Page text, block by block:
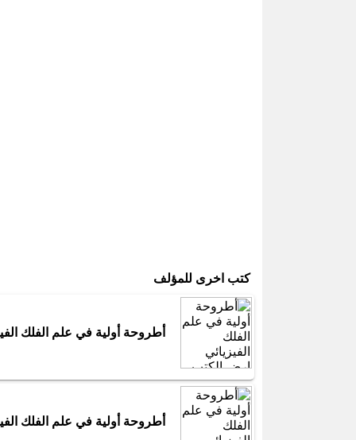
كتب اخرى للمؤلف
أطروحة أولية في علم الفلك
أطروحة أولية في علم الفلك